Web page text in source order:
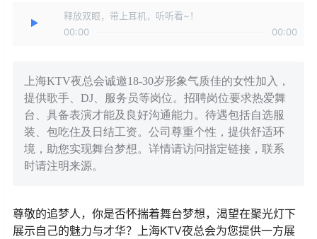
释放双眼，带上耳机，听听看~！
00:00
00:00
上海KTV夜总会诚邀18-30岁形象气质佳的女性加入，
提供歌手、DJ、服务员等岗位。招聘岗位要求热爱舞
台、具备表演才能及良好沟通能力。待遇包括自选服
装、包吃住及日结工资。公司尊重个性，提供舒适环
境，助您实现舞台梦想。详情请访问指定链接，联系
时请注明来源。
尊敬的追梦人，你是否怀揣着舞台梦想，渴望在聚光灯下
展示自己的魅力与才华？上海KTV夜总会为您提供一方展